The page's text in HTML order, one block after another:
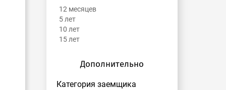
12 месяцев
5 лет
10 лет
15 лет
Дополнительно
Категория заемщика